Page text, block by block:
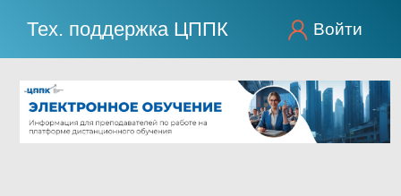
Тех. поддержка ЦППК Войти